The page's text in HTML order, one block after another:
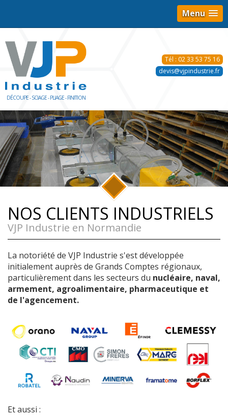
Menu
DÉCOUPE - SCIAGE - PLIAGE - FINITION
Tél : 02 33 53 75 16
devis@vjpindustrie.fr
NOS CLIENTS INDUSTRIELS
VJP Industrie en Normandie
La notoriété de VJP Industrie s'est développée
initialement auprès de Grands Comptes régionaux,
particulièrement dans les secteurs du nucléaire, naval,
armement, agroalimentaire, pharmaceutique et
de l'agencement.
Et aussi :